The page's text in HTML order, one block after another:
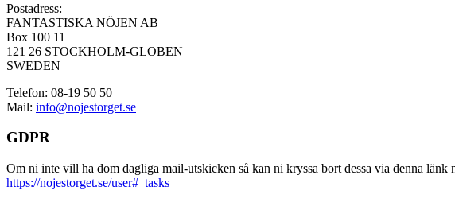
Postadress:
FANTASTISKA NÖJEN AB
Box 100 11
121 26 STOCKHOLM-GLOBEN
SWEDEN
Telefon: 08-19 50 50
Mail: info@nojestorget.se
GDPR
Om ni inte vill ha dom dagliga mail-utskicken så kan ni kryssa bort dessa via denna länk
https://nojestorget.se/user#_tasks